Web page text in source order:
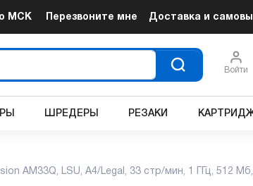
МСК Перезвоните мне Доставка и
Войти
ШРЕДЕРЫ РЕЗАКИ
AM33Q, LSU, A4/Legal, 33 стр/мин, 1 ГГц, 512